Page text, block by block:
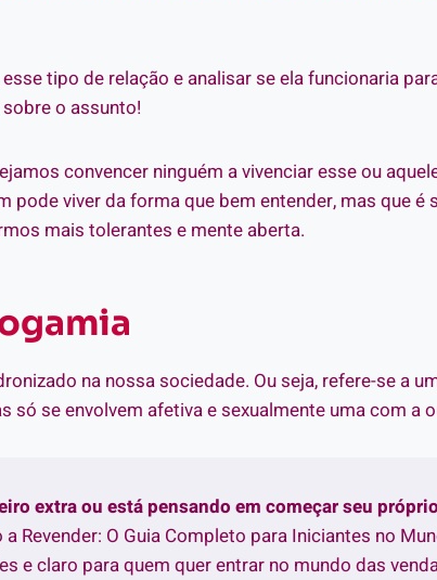
tipo de relação e analisar se ela funcionaria
o assunto!
convencer ninguém a vivenciar esse ou
pode viver da forma que bem entender, mas que é
mais tolerantes e mente aberta.
na nossa sociedade. Ou seja, refere-se a
só se envolvem afetiva e sexualmente uma com a
extra ou está pensando em começar seu
Revender: O Guia Completo para Iniciantes no
e claro para quem quer entrar no mundo das